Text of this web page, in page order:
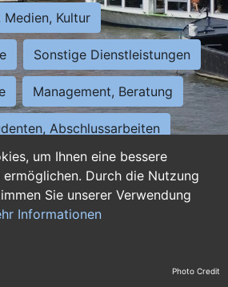
um Ihnen eine bessere
Durch die Nutzung
Sie unserer Verwendung
Informationen
Medien, Kultur
Sonstige Dienstleistungen
Management, Beratung
Abschlussarbeiten
Assistenz, Sekretariat
und Nebenjobs
duale Ausbildung Photo Credit